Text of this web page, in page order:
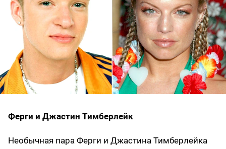
Ферги и Джастин Тимберлейк
Необычная пара Ферги и Джастина Тимберлейка